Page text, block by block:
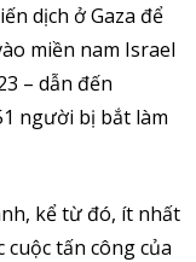
dịch ở Gaza để
miền nam Israel
– dẫn đến
người bị bắt làm
kể từ đó, ít nhất
tấn công của